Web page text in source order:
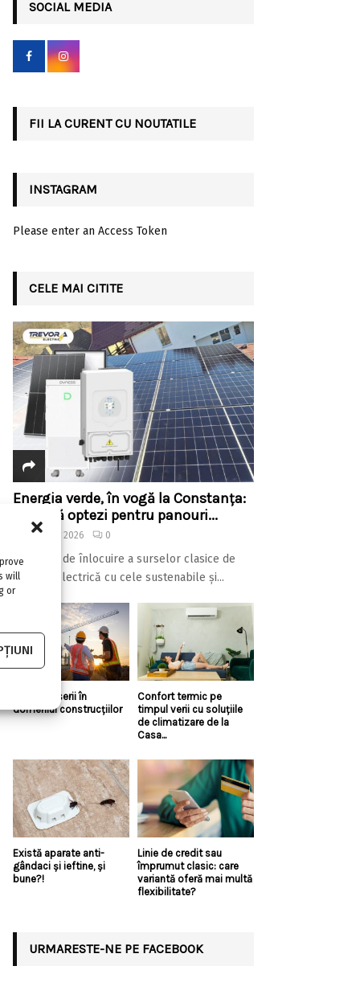
will
or
r
SOCIAL MEDIA
FII LA CURENT CU NOUTATILE
INSTAGRAM
Please enter an Access Token
CELE MAI CITITE
Energia verde, în vogă la Constanța:
de ce să optezi pentru panouri...
7 august 2026 0
Procesul de înlocuire a surselor clasice de
energie electrică cu cele sustenabile și...
Top 5 meserii în
domeniul construcțiilor
Confort termic pe
timpul verii cu soluțiile
de climatizare de la
Casa...
Există aparate anti-
gândaci și ieftine, și
bune?!
Linie de credit sau
împrumut clasic: care
variantă oferă mai multă
flexibilitate?
URMARESTE-NE PE FACEBOOK